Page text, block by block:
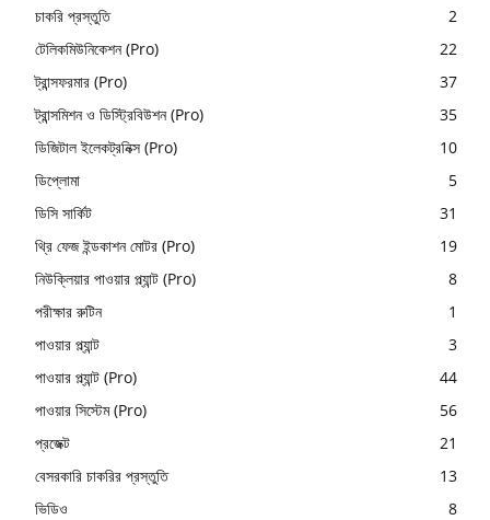
চাকরি প্রস্তুতি
2
টেলিকমিউনিকেশন (Pro)
22
ট্রান্সফরমার (Pro)
37
ট্রান্সমিশন ও ডিস্ট্রিবিউশন (Pro)
35
ডিজিটাল ইলেকট্রনিক্স (Pro)
10
ডিপ্লোমা
5
ডিসি সার্কিট
31
থ্রি ফেজ ইন্ডকাশন মোটর (Pro)
19
নিউক্লিয়ার পাওয়ার প্ল্যান্ট (Pro)
8
পরীক্ষার রুটিন
1
পাওয়ার প্ল্যান্ট
3
পাওয়ার প্ল্যান্ট (Pro)
44
পাওয়ার সিস্টেম (Pro)
56
প্রজেক্ট
21
বেসরকারি চাকরির প্রস্তুতি
13
ভিডিও
8